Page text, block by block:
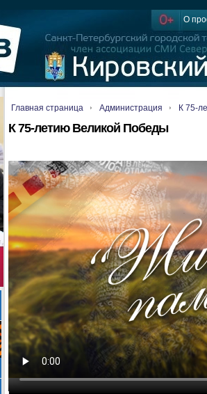
О
Главная страница Администрация К 75-
К 75-летию Великой Победы